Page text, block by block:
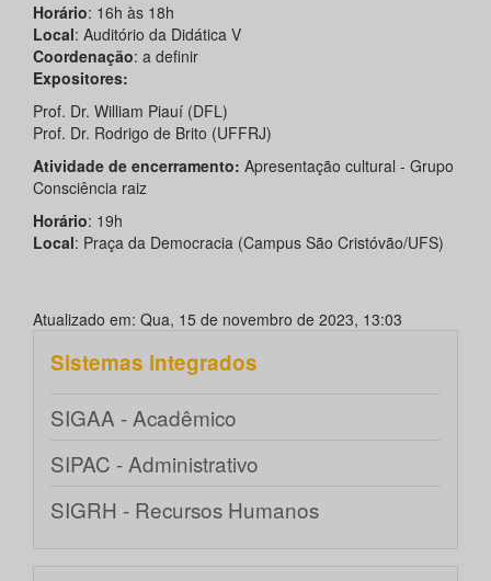
Horário: 16h às 18h
Local: Auditório da Didática V
Coordenação: a definir
Expositores:
Prof. Dr. William Piauí (DFL)
Prof. Dr. Rodrigo de Brito (UFFRJ)
Atividade de encerramento: Apresentação cultural - Grupo
Consciência raiz
Horário: 19h
Local: Praça da Democracia (Campus São Cristóvão/UFS)
Atualizado em: Qua, 15 de novembro de 2023, 13:03
Sistemas integrados
SIGAA - Acadêmico
SIPAC - Administrativo
SIGRH - Recursos Humanos